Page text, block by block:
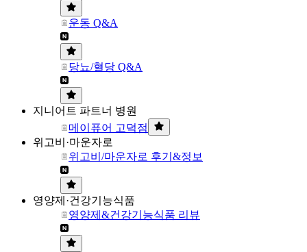
운동 Q&A
당뇨/혈당 Q&A
지니어트 파트너 병원
메이퓨어 고덕점
위고비·마운자로
위고비/마운자로 후기&정보
영양제·건강기능식품
영양제&건강기능식품 리뷰